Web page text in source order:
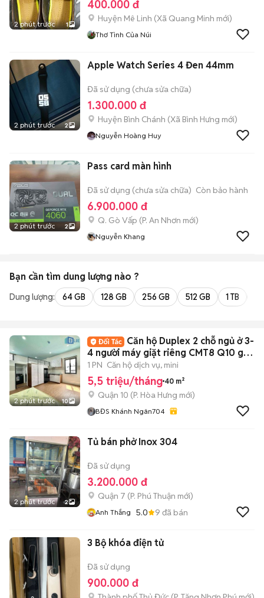
2 phút trước 1
400.000 đ
Huyện Mê Linh (Xã Quang Minh mới)
Thơ Tình Của Núi
2 phút trước 2
Apple Watch Series 4 Đen 44mm
Đã sử dụng (chưa sửa chữa)
1.300.000 đ
Huyện Bình Chánh (Xã Bình Hưng mới)
Nguyễn Hoàng Huy
2 phút trước 2
Pass card màn hình
Đã sử dụng (chưa sửa chữa) Còn bảo hành
6.900.000 đ
Q. Gò Vấp (P. An Nhơn mới)
Nguyễn Khang
Bạn cần tìm dung lượng nào ?
Dung lượng: 64 GB 128 GB 256 GB 512 GB 1 TB
2 phút trước 10
Căn hộ Duplex 2 chỗ ngủ ở 3-
4 người máy giặt riêng CMT8 Q10 gần
UEH
1 PN Căn hộ dịch vụ, mini
5,5 triệu/tháng 40 m²
Quận 10 (P. Hòa Hưng mới)
BĐS Khánh Ngân704
2 phút trước 2
Tủ bán phở Inox 304
Đã sử dụng
3.200.000 đ
Quận 7 (P. Phú Thuận mới)
Anh Thắng 5.0 9 đã bán
3 Bộ khóa điện tử
Đã sử dụng
900.000 đ